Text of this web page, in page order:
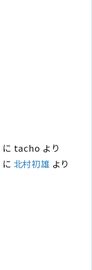
に tacho より
に 北村初雄より